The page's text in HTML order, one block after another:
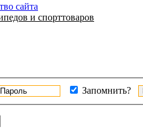
сайта
и спорттоваров
Запомнить?